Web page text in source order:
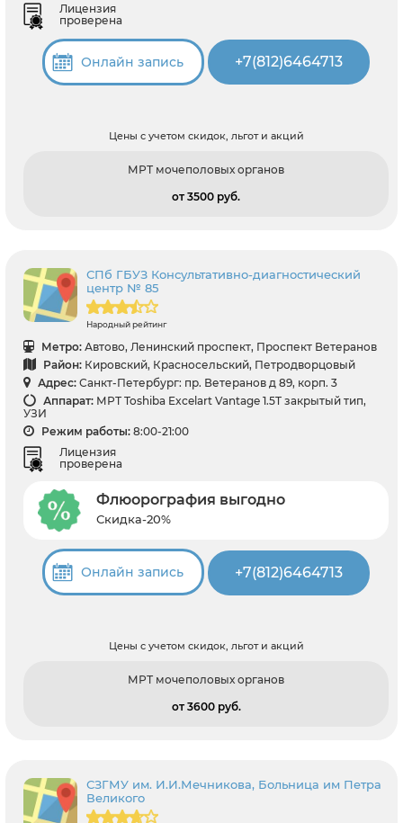
Лицензия
проверена
Онлайн запись +7(812)6464713
Цены с учетом скидок, льгот и акций
МРТ мочеполовых органов
от 3500 pуб.
СПб ГБУЗ Консультативно-диагностический
центр № 85
Народный рейтинг
Метро: Автово, Ленинский проспект, Проспект Ветеранов
Район: Кировский, Красносельский, Петродворцовый
Адрес: Санкт-Петербург: пр. Ветеранов д 89, корп. 3
Аппарат: МРТ Toshiba Excelart Vantage 1.5T закрытый тип,
УЗИ
Режим работы: 8:00-21:00
Лицензия
проверена
Флюорография выгодно
Скидка-20%
Онлайн запись +7(812)6464713
Цены с учетом скидок, льгот и акций
МРТ мочеполовых органов
от 3600 pуб.
СЗГМУ им. И.И.Мечникова, Больница им Петра
Великого